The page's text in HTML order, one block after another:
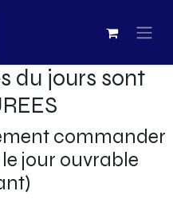
du jours sont
commander
jour ouvrable